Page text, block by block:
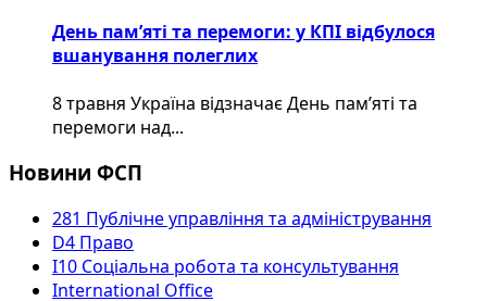
День пам’яті та перемоги: у КПІ відбулося
вшанування полеглих
8 травня Україна відзначає День пам’яті та
перемоги над...
Новини ФСП
281 Публічне управління та адміністрування
D4 Право
I10 Соціальна робота та консультування
International Office